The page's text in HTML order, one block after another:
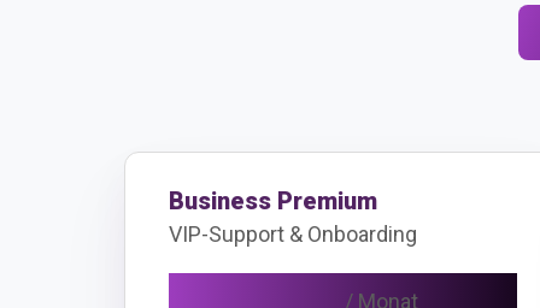
Business Premium
VIP-Support & Onboarding
/ Monat